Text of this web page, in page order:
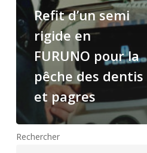
Refit d’un semi
rigide en
FURUNO pour la
pêche des dentis
et pagres
Rechercher